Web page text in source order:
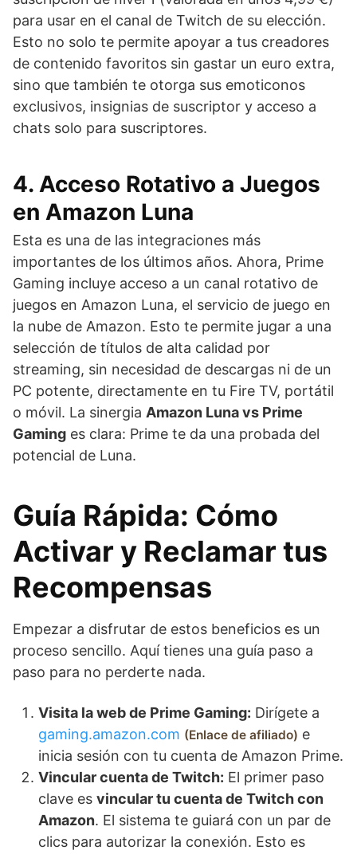
para usar en el canal de Twitch de su elección.
Esto no solo te permite apoyar a tus creadores
de contenido favoritos sin gastar un euro extra,
sino que también te otorga sus emoticonos
exclusivos, insignias de suscriptor y acceso a
chats solo para suscriptores.
4. Acceso Rotativo a Juegos
en Amazon Luna
Esta es una de las integraciones más
importantes de los últimos años. Ahora, Prime
Gaming incluye acceso a un canal rotativo de
juegos en Amazon Luna, el servicio de juego en
la nube de Amazon. Esto te permite jugar a una
selección de títulos de alta calidad por
streaming, sin necesidad de descargas ni de un
PC potente, directamente en tu Fire TV, portátil
o móvil. La sinergia Amazon Luna vs Prime
Gaming es clara: Prime te da una probada del
potencial de Luna.
Guía Rápida: Cómo
Activar y Reclamar tus
Recompensas
Empezar a disfrutar de estos beneficios es un
proceso sencillo. Aquí tienes una guía paso a
paso para no perderte nada.
Visita la web de Prime Gaming: Dirígete a
gaming.amazon.com
Enlace de afiliado
e
inicia sesión con tu cuenta de Amazon Prime.
Vincular cuenta de Twitch: El primer paso
clave es vincular tu cuenta de Twitch con
Amazon. El sistema te guiará con un par de
clics para autorizar la conexión. Esto es